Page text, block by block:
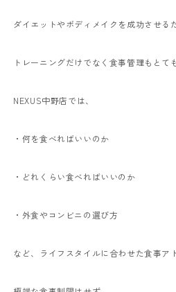
ダイエットやボディメイクを成功させる
トレーニングだけでなく食事管理もとて
NEXUS中野店では、
・何を食べればいいのか
・どれくらい食べればいいのか
・外食やコンビニの選び方
など、ライフスタイルに合わせた食事ア